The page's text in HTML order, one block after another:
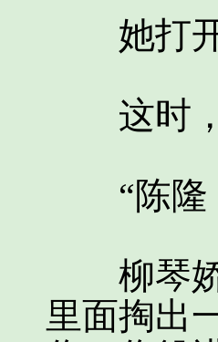
她打开
这时，
“陈隆
柳琴娇
里面掏出